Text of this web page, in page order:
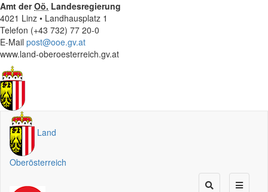
Amt derOö. Landesregierung
4021 Linz • Landhausplatz 1
Telefon (+43 732) 77 20-0
E-Mail post@ooe.gv.at
www.land-oberoesterreich.gv.at
Land
Oberösterreich